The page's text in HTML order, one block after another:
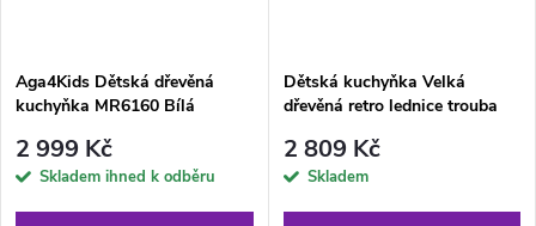
Aga4Kids Dětská dřevěná
kuchyňka MR6160 Bílá
2 999 Kč
Skladem ihned k odběru
Dětská kuchyňka Velká
dřevěná retro lednice trouba
2 809 Kč
Skladem